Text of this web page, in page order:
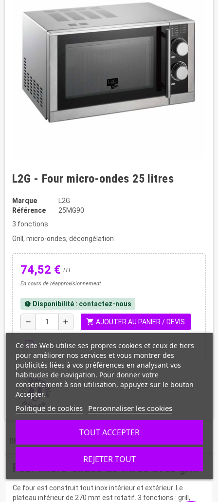
L2G - Four micro-ondes 25 litres
Marque
L2G
Référence
25MG90
3 fonctions
Grill, micro-ondes, décongélation
74,52 € HT
En cours de réapprovisionnement
new_releases Disponibilité : contactez-nous
remove add shopping_cart AJOUTER AU PANIER / DEVIS
favorite_border
Four micro-ondes 25 litres avec grill
Ce four est construit tout inox intérieur et extérieur. Le
plateau inférieur de 270 mm est rotatif. 3 fonctions : grill,
Ce site Web utilise ses propres cookies et ceux de tiers
pour améliorer nos services et vous montrer des
publicités liées à vos préférences en analysant vos
habitudes de navigation. Pour donner votre
consentement à son utilisation, appuyez sur le bouton
Accepter.
Politique de cookies Personnaliser les cookies
REJETER TOUT
TOUT ACCEPTER